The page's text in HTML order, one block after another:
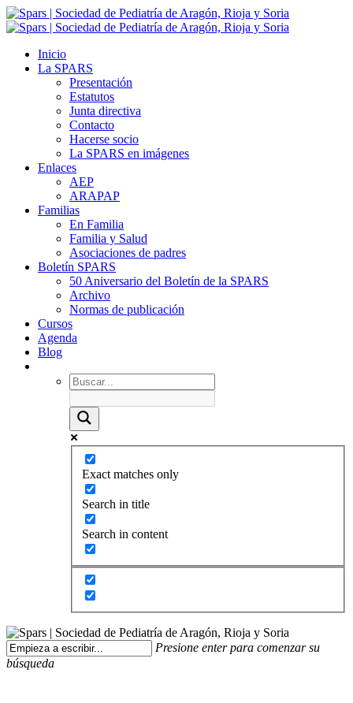
Inicio
La SPARS
Presentación
Estatutos
Junta directiva
Contacto
Hacerse socio
La SPARS en imágenes
Enlaces
AEP
ARAPAP
Familias
En Familia
Familia y Salud
Asociaciones de padres
Boletín SPARS
50 Aniversario del Boletín de la SPARS
Archivo
Normas de publicación
Cursos
Agenda
Blog
Exact matches only
Search in title
Search in content
Presione enter para comenzar su
búsqueda